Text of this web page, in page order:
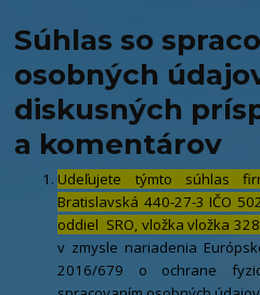
Súhlas so
osobných
diskusných
a komentárov
Udeľujete týmto súhlas
Bratislavská 440-27-3 IČO
oddiel SRO, vložka vložka
v zmysle nariadenia
2016/679 o ochrane